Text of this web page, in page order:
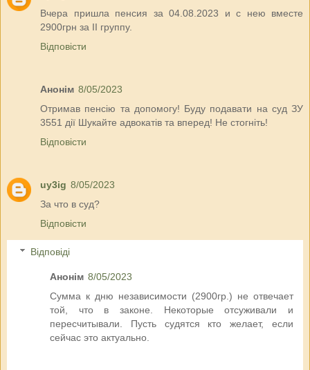
Вчера пришла пенсия за 04.08.2023 и с нею вместе
2900грн за II группу.
Відповісти
Анонім 8/05/2023
Отримав пенсію та допомогу! Буду подавати на суд ЗУ
3551 дії Шукайте адвокатів та вперед! Не стогніть!
Відповісти
uy3ig 8/05/2023
За что в суд?
Відповісти
Відповіді
Анонім 8/05/2023
Сумма к дню независимости (2900гр.) не отвечает
той, что в законе. Некоторые отсуживали и
пересчитывали. Пусть судятся кто желает, если
сейчас это актуально.